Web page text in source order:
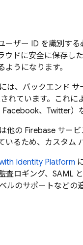
ーザー ID を識別す
ウドに安全に保存し
うになります。
には、バックエンド
れています。これ
、Twitter）
は他の Firebase サー
いるため、カスタム
Identity Platform
査ロギング、SAML
ルのサポートなどの